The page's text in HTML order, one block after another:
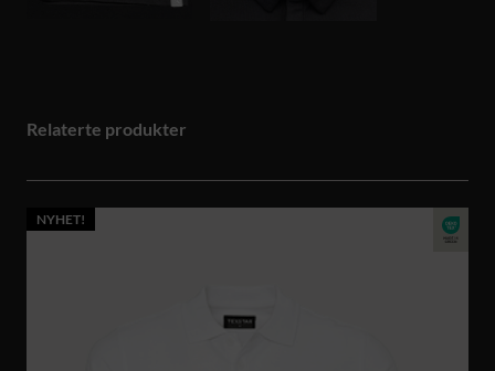
Relaterte produkter
NYHET!